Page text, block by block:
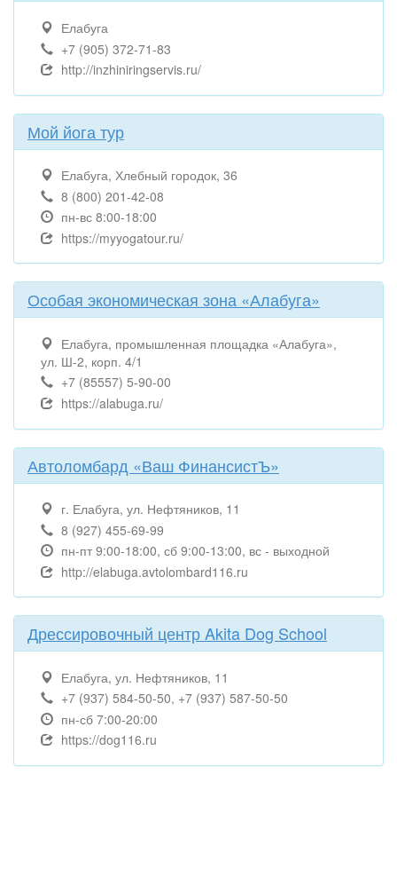
Елабуга
+7 (905) 372-71-83
http://inzhiniringservis.ru/
Мой йога тур
Елабуга, Хлебный городок, 36
8 (800) 201-42-08
пн-вс 8:00-18:00
https://myyogatour.ru/
Особая экономическая зона «Алабуга»
Елабуга, промышленная площадка «Алабуга»,
ул. Ш-2, корп. 4/1
+7 (85557) 5-90-00
https://alabuga.ru/
Автоломбард «Ваш ФинансистЪ»
г. Елабуга, ул. Нефтяников, 11
8 (927) 455-69-99
пн-пт 9:00-18:00, сб 9:00-13:00, вс - выходной
http://elabuga.avtolombard116.ru
Дрессировочный центр Akita Dog School
Елабуга, ул. Нефтяников, 11
+7 (937) 584-50-50, +7 (937) 587-50-50
пн-сб 7:00-20:00
https://dog116.ru